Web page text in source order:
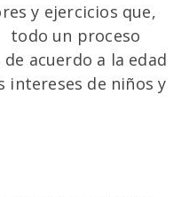
y ejercicios que,
un proceso
acuerdo a la edad
intereses de niños y